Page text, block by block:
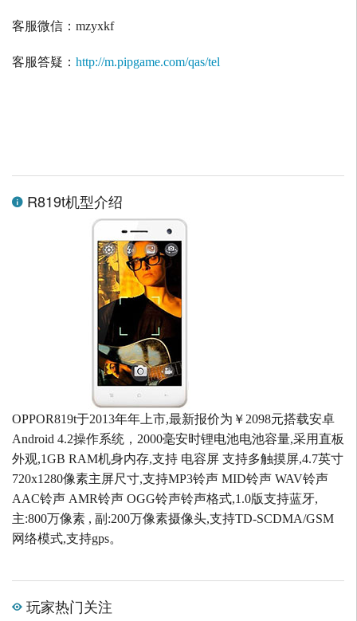
客服微信： mzyxkf
客服答疑： http://m.pipgame.com/qas/tel
R819t机型介绍
OPPOR819t于2013年年上市,最新报价为￥2098元搭载安卓
Android 4.2操作系统，2000毫安时锂电池电池容量,采用直板
外观,1GB RAM机身内存,支持 电容屏 支持多触摸屏,4.7英寸
720x1280像素主屏尺寸,支持MP3铃声 MID铃声 WAV铃声
AAC铃声 AMR铃声 OGG铃声铃声格式,1.0版支持蓝牙,
主:800万像素 , 副:200万像素摄像头,支持TD-SCDMA/GSM
网络模式,支持gps。
玩家热门关注